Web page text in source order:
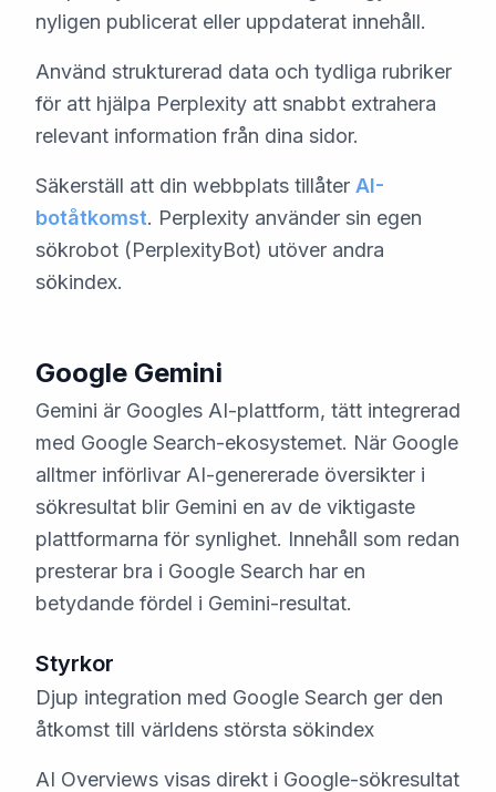
nyligen publicerat eller uppdaterat innehåll.
Använd strukturerad data och tydliga rubriker
för att hjälpa Perplexity att snabbt extrahera
relevant information från dina sidor.
Säkerställ att din webbplats tillåter AI-
botåtkomst. Perplexity använder sin egen
sökrobot (PerplexityBot) utöver andra
sökindex.
Google Gemini
Gemini är Googles AI-plattform, tätt integrerad
med Google Search-ekosystemet. När Google
alltmer införlivar AI-genererade översikter i
sökresultat blir Gemini en av de viktigaste
plattformarna för synlighet. Innehåll som redan
presterar bra i Google Search har en
betydande fördel i Gemini-resultat.
Styrkor
Djup integration med Google Search ger den
åtkomst till världens största sökindex
AI Overviews visas direkt i Google-sökresultat